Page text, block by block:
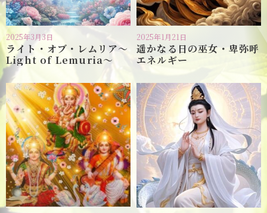
2025年3月3日
ライト・オブ・レムリア〜
Light of Lemuria〜
2025年1月21日
遥かなる日の巫女・卑弥呼
エネルギー